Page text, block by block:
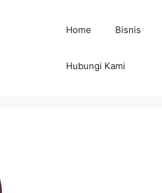
Home Bisnis
Hubungi Kami